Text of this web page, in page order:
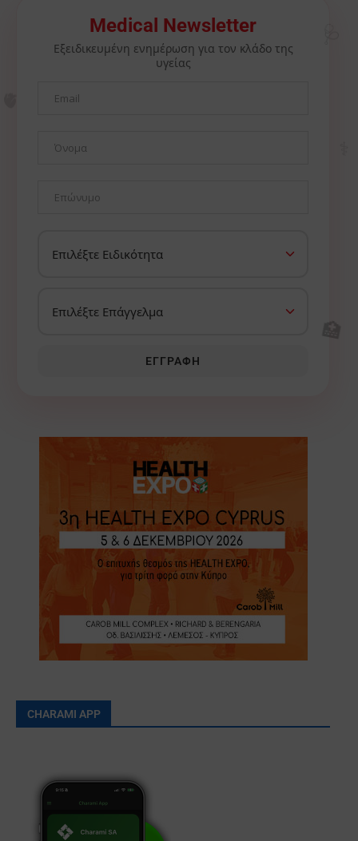
Medical Newsletter
Εξειδικευμένη ενημέρωση για τον κλάδο της
υγείας
ΕΓΓΡΑΦΉ
CHARAMI APP